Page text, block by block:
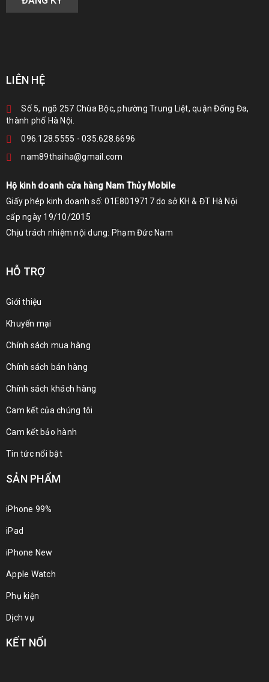
LIÊN HỆ
Số 5, ngõ 257 Chùa Bộc, phường Trung Liệt, quận Đống Đa,
thành phố Hà Nội.
096.128.5555 - 035.628.6696
nam89thaiha@gmail.com
Hộ kinh doanh cửa hàng Nam Thủy Mobile
Giấy phép kinh doanh số: 01E8019717 do sở KH & ĐT Hà Nội
cấp ngày 19/10/2015
Chịu trách nhiệm nội dung: Phạm Đức Nam
HỖ TRỢ
Giới thiệu
Khuyến mại
Chính sách mua hàng
Chính sách bán hàng
Chính sách khách hàng
Cam kết của chúng tôi
Cam kết bảo hành
Tin tức nổi bật
SẢN PHẨM
iPhone 99%
iPad
iPhone New
Apple Watch
Phụ kiện
Dịch vụ
KẾT NỐI